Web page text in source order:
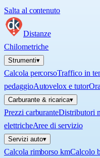
Salta al contenuto
Distanze
Chilometriche
Strumenti▾
Calcola percorsoTraffico in
pedaggioAutovelox e tutor
Carburante & ricarica▾
Prezzi carburanteDistributori
elettricheAree di servizio
Servizi auto▾
Calcola rimborso kmCalcolo